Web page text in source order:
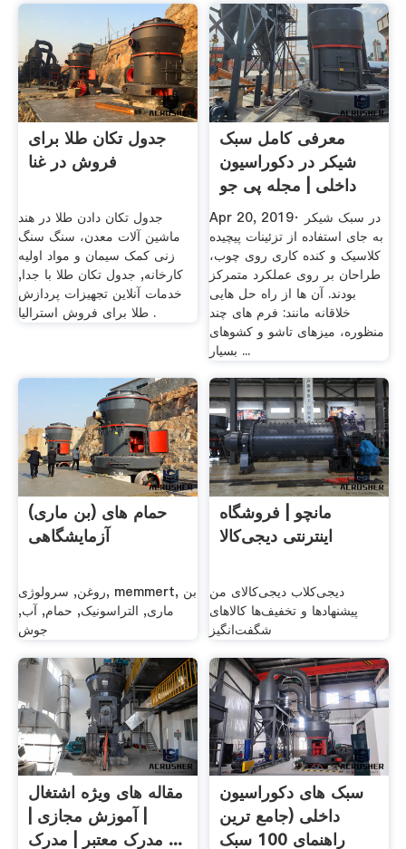
جدول تکان طلا برای
فروش در غنا
جدول تکان دادن طلا در هند
ماشین آلات معدن، سنگ سنگ
زنی کمک سیمان و مواد اولیه
کارخانه, جدول تکان طلا با جدا,
خدمات آنلاین تجهیزات پردازش
طلا برای فروش استرالیا .
معرفی کامل سبک
شیکر در دکوراسیون
داخلی | مجله پی جو
Apr 20, 2019· در سبک شیکر
به جای استفاده از تزئینات پیچیده
کلاسیک و کنده کاری روی چوب،
طراحان بر روی عملکرد متمرکز
بودند. آن ها از راه حل هایی
خلاقانه مانند: فرم های چند
منظوره، میزهای تاشو و کشوهای
بسیار ...
حمام های (بن ماری)
آزمایشگاهی
روغن, سرولوژی, memmert, بن
ماری, التراسونیک, حمام, آب,
جوش
مانچو | فروشگاه
اینترنتی دیجی‌کالا
دیجی‌کلاب دیجی‌کالای من
پیشنهادها و تخفیف‌‌ها کالاهای
شگفت‌انگیز
مقاله های ویژه اشتغال
| آموزش مجازی |
مدرک معتبر | مدرک ...
سبک های دکوراسیون
داخلی (جامع ترین
راهنمای 100 سبک